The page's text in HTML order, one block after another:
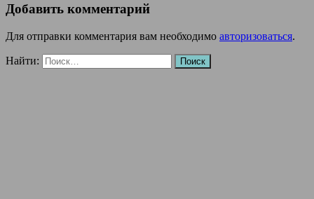
Добавить комментарий
Для отправки комментария вам необходимо авторизоваться.
Найти: